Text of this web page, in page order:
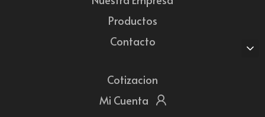
Productos
Contacto
Cotizacion
Mi Cuenta